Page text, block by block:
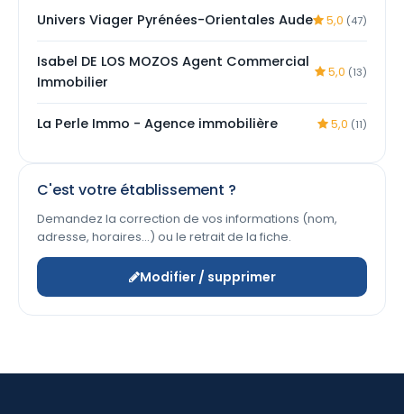
Univers Viager Pyrénées-Orientales Aude 5,0 (47)
Isabel DE LOS MOZOS Agent Commercial
Immobilier
5,0 (13)
La Perle Immo - Agence immobilière 5,0 (11)
C'est votre établissement ?
Demandez la correction de vos informations (nom,
adresse, horaires…) ou le retrait de la fiche.
Modifier / supprimer